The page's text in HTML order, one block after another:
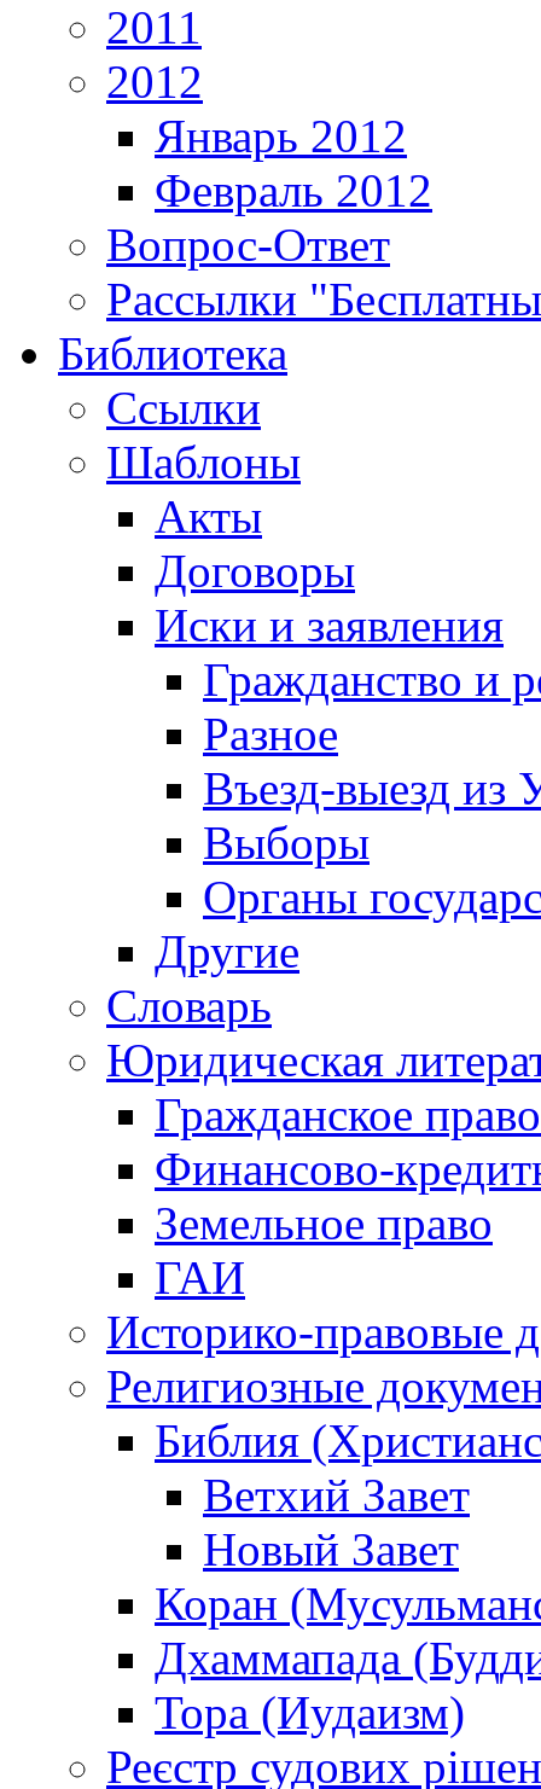
2011
2012
Январь 2012
Февраль 2012
Вопрос-Ответ
Рассылки
Библиотека
Ссылки
Шаблоны
Акты
Договоры
Иски и заявления
Гражданство и
Разное
Въезд-выезд из
Выборы
Органы
Другие
Словарь
Юридическая
Гражданское право
Финансово-
Земельное право
ГАИ
Историко-правовые
Религиозные
Библия
Ветхий Завет
Новый Завет
Коран
Дхаммапада
Тора (Иудаизм)
Реєстр судових